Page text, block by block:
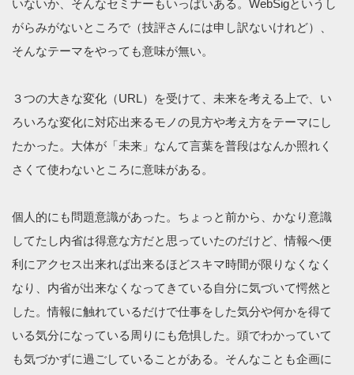
いないか、そんなセミナーもいっぱいある。WebSigというし
がらみがないところで（技評さんには申し訳ないけれど）、
そんなテーマをやっても意味が無い。
３つの大きな変化（URL）を受けて、未来を考える上で、い
ろいろな変化に対応出来るモノの見方や考え方をテーマにし
たかった。大体が「未来」なんて言葉を普段はなんか照れく
さくて使わないところに意味がある。
個人的にも問題意識があった。ちょっと前から、かなり意識
してたし内省は得意な方だと思っていたのだけど、情報へ便
利にアクセス出来れば出来るほどスキマ時間が限りなくなく
なり、内省が出来なくなってきている自分に気づいて愕然と
した。情報に触れているだけで仕事をした気分や何かを得て
いる気分になっている周りにも危惧した。頭でわかっていて
も気づかずに過ごしていることがある。そんなことも企画に